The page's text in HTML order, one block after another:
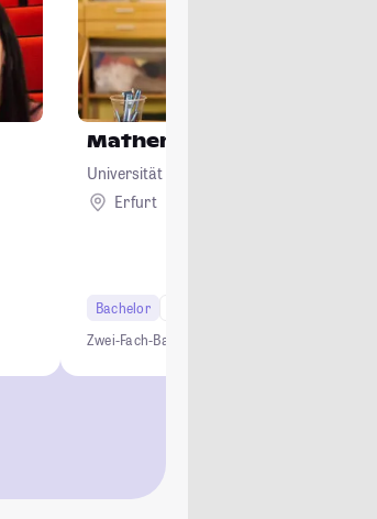
Mathematik
Universität Erfurt
Erfurt
Bachelor
Zwei-Fach-Bachelor